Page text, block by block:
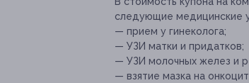
следующие медицинские
— прием у гинеколога;
— УЗИ матки и придатков;
— УЗИ молочных желез и
— взятие мазка на